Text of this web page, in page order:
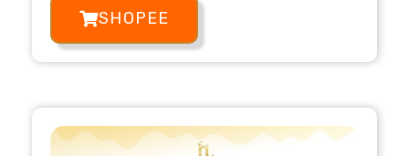
SHOPEE